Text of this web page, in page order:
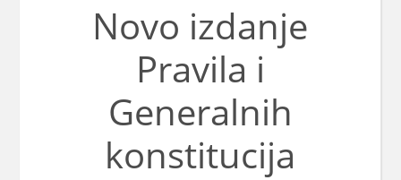
Novo izdanje
Pravila i
Generalnih
konstitucija